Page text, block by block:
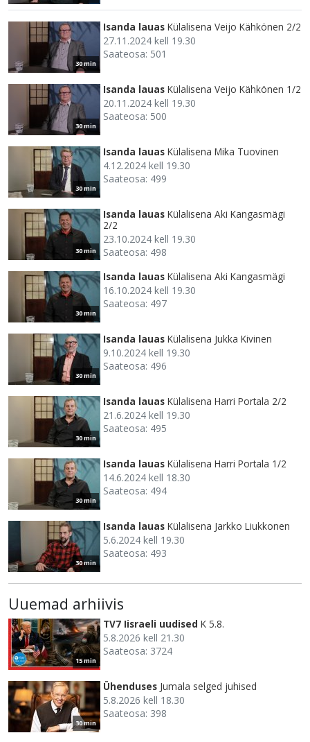
30 min
Isanda lauas Külalisena Veijo Kähkönen 2/2
27.11.2024 kell 19.30
Saateosa: 501
30 min
Isanda lauas Külalisena Veijo Kähkönen 1/2
20.11.2024 kell 19.30
Saateosa: 500
30 min
Isanda lauas Külalisena Mika Tuovinen
4.12.2024 kell 19.30
Saateosa: 499
30 min
Isanda lauas Külalisena Aki Kangasmägi
2/2
23.10.2024 kell 19.30
Saateosa: 498
30 min
Isanda lauas Külalisena Aki Kangasmägi
16.10.2024 kell 19.30
Saateosa: 497
30 min
Isanda lauas Külalisena Jukka Kivinen
9.10.2024 kell 19.30
Saateosa: 496
30 min
Isanda lauas Külalisena Harri Portala 2/2
21.6.2024 kell 19.30
Saateosa: 495
30 min
Isanda lauas Külalisena Harri Portala 1/2
14.6.2024 kell 18.30
Saateosa: 494
30 min
Isanda lauas Külalisena Jarkko Liukkonen
5.6.2024 kell 19.30
Saateosa: 493
Uuemad arhiivis
15 min
TV7 Iisraeli uudised K 5.8.
5.8.2026 kell 21.30
Saateosa: 3724
30 min
Ühenduses Jumala selged juhised
5.8.2026 kell 18.30
Saateosa: 398